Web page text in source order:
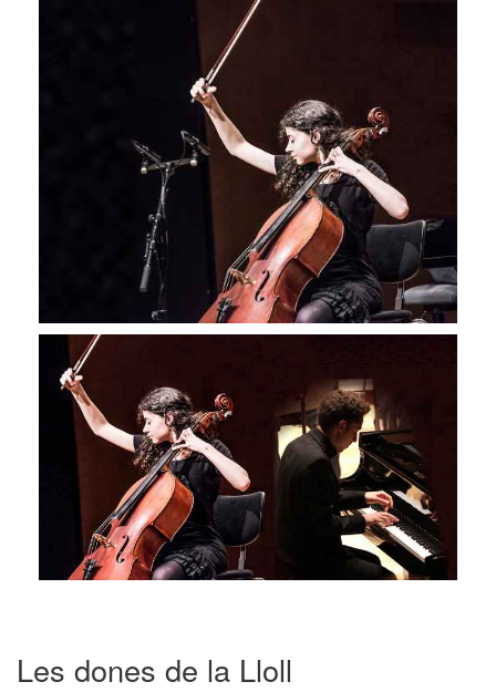
Les dones de la Lloll